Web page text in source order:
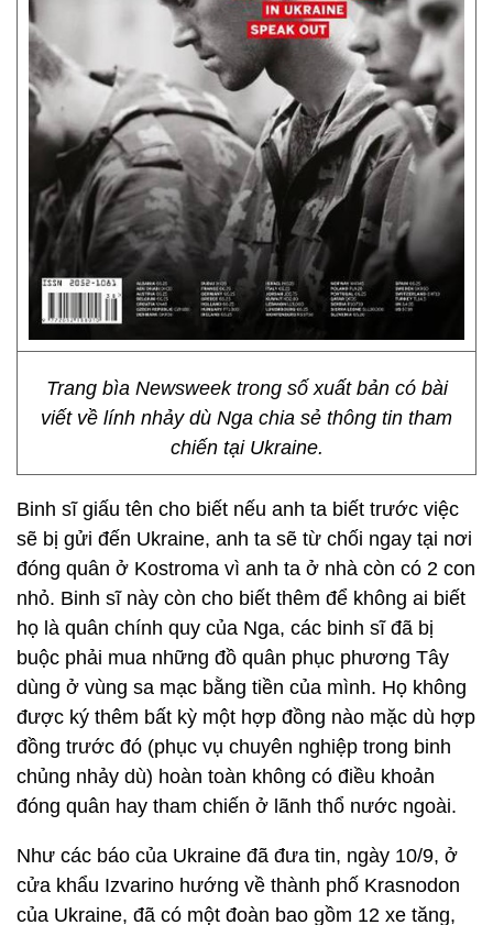
Trang bìa Newsweek trong số xuất bản có bài
viết về lính nhảy dù Nga chia sẻ thông tin tham
chiến tại Ukraine.
Binh sĩ giấu tên cho biết nếu anh ta biết trước việc
sẽ bị gửi đến Ukraine, anh ta sẽ từ chối ngay tại nơi
đóng quân ở Kostroma vì anh ta ở nhà còn có 2 con
nhỏ. Binh sĩ này còn cho biết thêm để không ai biết
họ là quân chính quy của Nga, các binh sĩ đã bị
buộc phải mua những đồ quân phục phương Tây
dùng ở vùng sa mạc bằng tiền của mình. Họ không
được ký thêm bất kỳ một hợp đồng nào mặc dù hợp
đồng trước đó (phục vụ chuyên nghiệp trong binh
chủng nhảy dù) hoàn toàn không có điều khoản
đóng quân hay tham chiến ở lãnh thổ nước ngoài.
Như các báo của Ukraine đã đưa tin, ngày 10/9, ở
cửa khẩu Izvarino hướng về thành phố Krasnodon
của Ukraine, đã có một đoàn bao gồm 12 xe tăng,